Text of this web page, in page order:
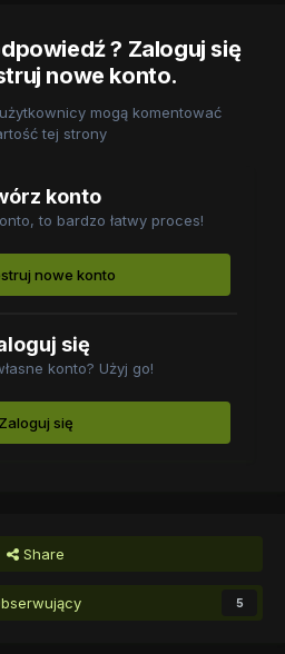
? Zaloguj się
nowe konto.
mogą komentować
tej strony
konto
to bardzo łatwy proces!
nowe konto
się
konto? Użyj go!
Zaloguj się
Share
5